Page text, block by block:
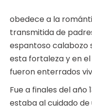
obedece a la
transmitida de
espantoso calabozo
esta fortaleza y en
fueron enterrados
Fue a finales del año
estaba al cuidado